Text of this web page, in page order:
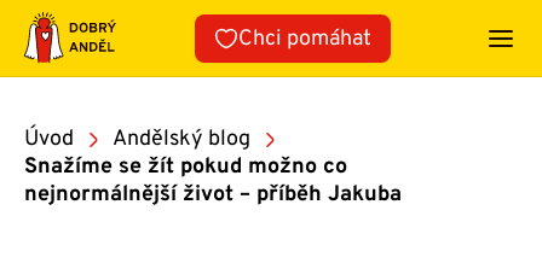
Přeskočit
obsah
Chci pomáhat
Úvod
Andělský blog
Snažíme se žít pokud možno co
nejnormálnější život – příběh Jakuba